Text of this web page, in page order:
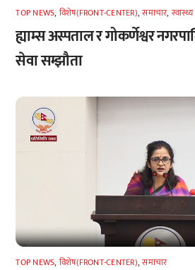
TOP NEWS, विशेष(FRONT-CENTER),समाचार, स्वास्थ्य
ह्याम्स अस्पताल र गोकर्णेश्वर
सेवा सम्झौता
TOP NEWS, विशेष(FRONT-CENTER),समाचार